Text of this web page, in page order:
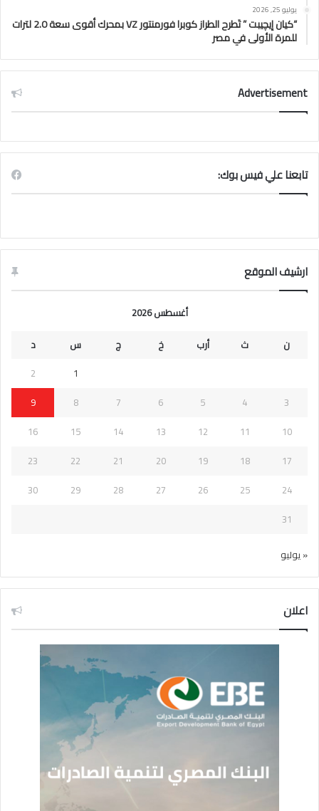
يوليو 25, 2026
“كيان إيچيبت ” تَطرح الطراز كوبرا فورمنتور VZ بمحرك أقوى سعة 2.0 لترات
للمرة الأولى في مصر
Advertisement
تابعنا علي فيس بوك:
ارشيف الموقع
أغسطس 2026
ن
ث أرب خ ج س
د
1
2
3
4
5
6
7
8
9
10
11
12
13
14
15
16
17
18
19
20
21
22
23
24
25
26
27
28
29
30
31
« يوليو
اعلان